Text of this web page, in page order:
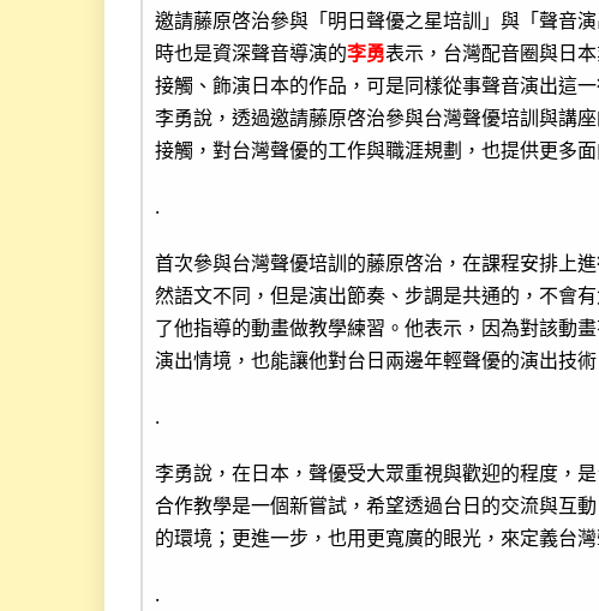
邀請藤原啓治參與「明日聲優之星培訓」與「聲音
時也是資深聲音導演的李勇表示，台灣配音圈與日
接觸、飾演日本的作品，可是同樣從事聲音演出這
李勇說，透過邀請藤原啓治參與台灣聲優培訓與講
接觸，對台灣聲優的工作與職涯規劃，也提供更多面
.
首次參與台灣聲優培訓的藤原啓治，在課程安排上
然語文不同，但是演出節奏、步調是共通的，不會
了他指導的動畫做教學練習。他表示，因為對該動
演出情境，也能讓他對台日兩邊年輕聲優的演出技
.
李勇說，在日本，聲優受大眾重視與歡迎的程度，
合作教學是一個新嘗試，希望透過台日的交流與互
的環境；更進一步，也用更寬廣的眼光，來定義台
.